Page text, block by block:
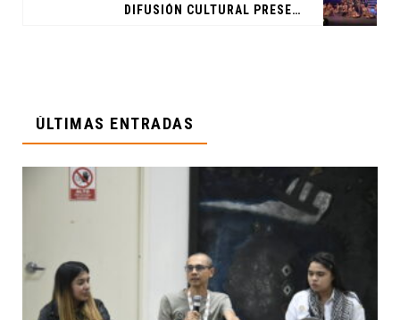
DIFUSIÓN CULTURAL PRESENTA "NO SOY UNA SEÑORA"
ÚLTIMAS ENTRADAS